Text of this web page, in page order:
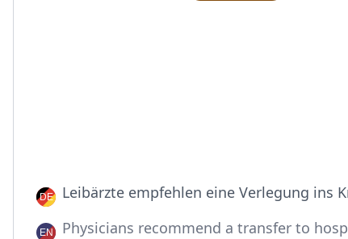
Leibärzte empfehlen eine Verlegung ins
Physicians recommend a transfer to